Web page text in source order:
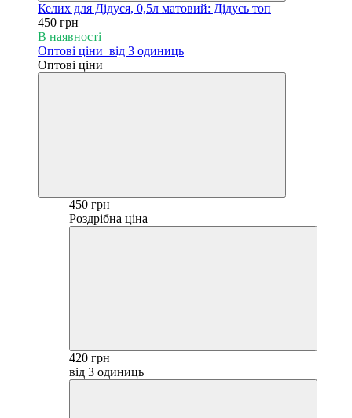
Келих для Дідуся, 0,5л матовий: Дідусь топ
450 грн
В наявності
Оптові ціни від 3 одиниць
Оптові ціни
450 грн
Роздрібна ціна
420 грн
від 3 одиниць